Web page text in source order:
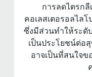
การลดไตรก
คอเลสเตอรอลไล
ซึ่งมีส่วนทําให้ระดั
เป็นประโยชน์ต่อ
อาจเป็นที่สนใจ